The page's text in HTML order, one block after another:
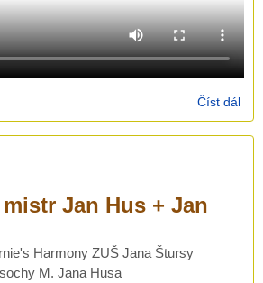
Číst dál
14.
Jan Hus + Jan
Harmony ZUŠ Jana Štursy
M. Jana Husa